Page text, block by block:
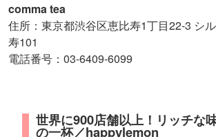
comma tea
住所：東京都渋谷区恵比寿1丁目22-3 シ
寿101
電話番号：03-6409-6099
世界に900店舗以上！リッチな
の一杯／happylemon